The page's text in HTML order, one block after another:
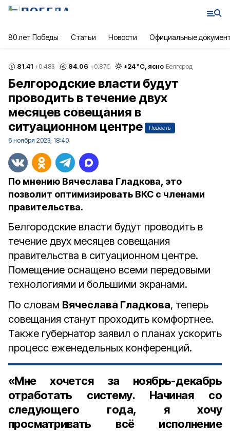
80 лет Победы Статьи Новости Официальные
81.41 +0.48$ 94.06 +0.87€ +24°С, ясно Белгород
Белгородские власти будут
проводить в течение двух
месяцев совещания в
ситуационном центре
Новость
6 ноября 2023, 18:40
По мнению Вячеслава Гладкова, это
позволит оптимизировать ВКС с членами
правительства.
Белгородские власти будут проводить в
течение двух месяцев совещания
правительства в ситуационном центре.
Помещение оснащено всеми передовыми
технологиями и большими экранами.
По словам Вячеслава Гладкова, теперь
совещания станут проходить комфортнее.
Также губернатор заявил о планах ускорить
процесс еженедельных конференций.
«Мне хочется за ноябрь-декабрь
отработать систему. Начиная со
следующего года, я хочу
просматривать всё исполнение